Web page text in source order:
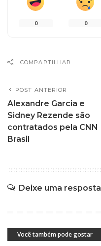
0 0
COMPARTILHAR
POST ANTERIOR
Alexandre Garcia e
Sidney Rezende são
contratados pela CNN
Brasil
Deixe uma resposta
Você também pode gostar